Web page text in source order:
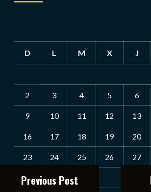
D L M X J
2 3 4 5 6
9 10 11 12 13
16 17 18 19 20
23 24 25 26 27
30 31
Previous Post